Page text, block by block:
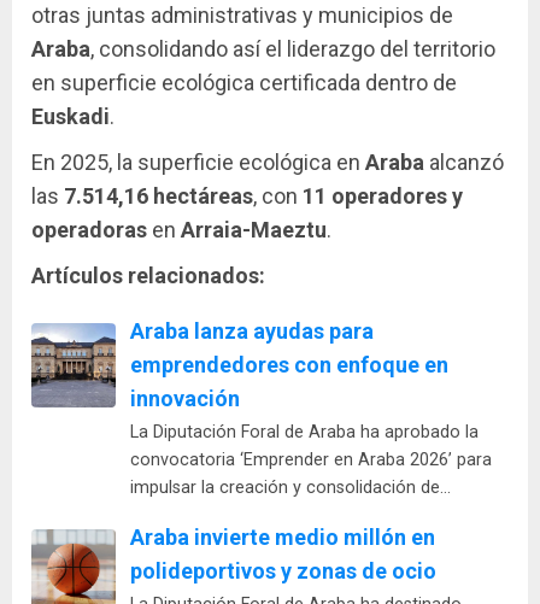
otras juntas administrativas y municipios de
Araba, consolidando así el liderazgo del territorio
en superficie ecológica certificada dentro de
Euskadi.
En 2025, la superficie ecológica en Araba alcanzó
las 7.514,16 hectáreas, con 11 operadores y
operadoras en Arraia-Maeztu.
Artículos relacionados:
Araba lanza ayudas para
emprendedores con enfoque en
innovación
La Diputación Foral de Araba ha aprobado la
convocatoria ‘Emprender en Araba 2026’ para
impulsar la creación y consolidación de…
Araba invierte medio millón en
polideportivos y zonas de ocio